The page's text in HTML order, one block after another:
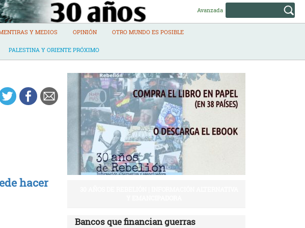
Avanzada
Y MEDIOS OPINIÓN OTRO MUNDO ES POSIBLE
PALESTINA Y ORIENTE PRÓXIMO
hacer
Bancos que financian guerras